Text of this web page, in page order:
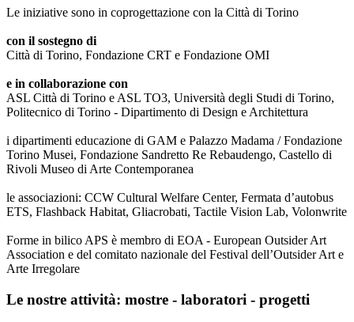
Le iniziative sono in coprogettazione con la Città di Torino
con il sostegno di
Città di Torino, Fondazione CRT e Fondazione OMI
e in collaborazione con
ASL Città di Torino e ASL TO3, Università degli Studi di Torino,
Politecnico di Torino - Dipartimento di Design e Architettura
i dipartimenti educazione di GAM e Palazzo Madama / Fondazione
Torino Musei, Fondazione Sandretto Re Rebaudengo, Castello di
Rivoli Museo di Arte Contemporanea
le associazioni: CCW Cultural Welfare Center, Fermata d’autobus
ETS, Flashback Habitat, Gliacrobati, Tactile Vision Lab, Volonwrite
Forme in bilico APS è membro di EOA - European Outsider Art
Association e del comitato nazionale del Festival dell’Outsider Art e
Arte Irregolare
Le nostre attività: mostre - laboratori - progetti